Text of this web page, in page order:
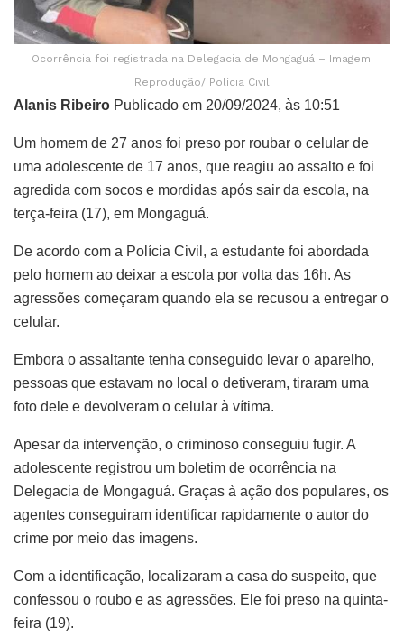
Ocorrência foi registrada na Delegacia de Mongaguá – Imagem:
Reprodução/ Polícia Civil
Alanis Ribeiro Publicado em 20/09/2024, às 10:51
Um homem de 27 anos foi preso por roubar o celular de
uma adolescente de 17 anos, que reagiu ao assalto e foi
agredida com socos e mordidas após sair da escola, na
terça-feira (17), em Mongaguá.
De acordo com a Polícia Civil, a estudante foi abordada
pelo homem ao deixar a escola por volta das 16h. As
agressões começaram quando ela se recusou a entregar o
celular.
Embora o assaltante tenha conseguido levar o aparelho,
pessoas que estavam no local o detiveram, tiraram uma
foto dele e devolveram o celular à vítima.
Apesar da intervenção, o criminoso conseguiu fugir. A
adolescente registrou um boletim de ocorrência na
Delegacia de Mongaguá. Graças à ação dos populares, os
agentes conseguiram identificar rapidamente o autor do
crime por meio das imagens.
Com a identificação, localizaram a casa do suspeito, que
confessou o roubo e as agressões. Ele foi preso na quinta-
feira (19).